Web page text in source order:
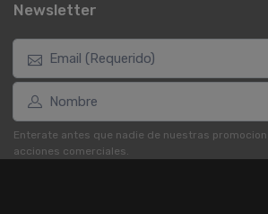
Newsletter
Enterate antes que nadie de nuestras
acciones comerciales.